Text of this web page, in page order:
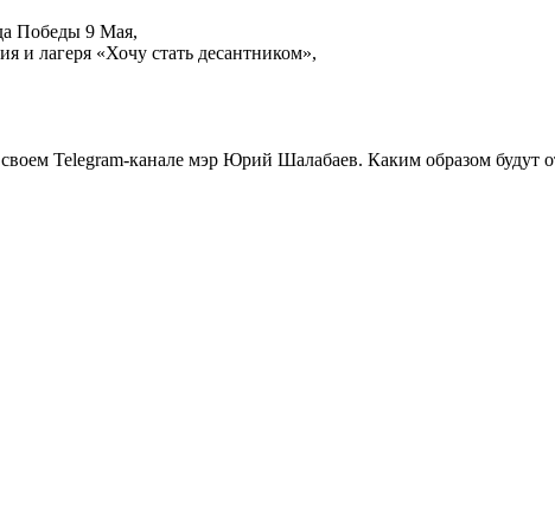
Победы 9 Мая,
и лагеря «Хочу стать десантником»,
Telegram-канале мэр Юрий Шалабаев. Каким образом будут